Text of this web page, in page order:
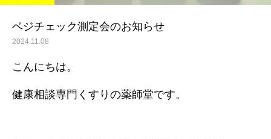
て
ベジチェック測定会のお知らせ
2024.11.08
こんにちは。
健康相談専門くすりの薬師堂です。